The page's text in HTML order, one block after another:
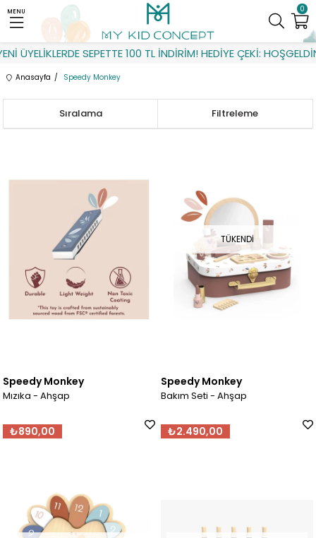
ÜYELİKLERDE SEPETTE 100 TL İNDİRİM! HEDİYE ÇEKİ: HOŞGELDİN
0
MENU
Anasayfa Speedy Monkey
Filtreleme
Sıralama
Speedy Monkey
Mızıka - Ahşap
₺890,00
TÜKENDI
Speedy Monkey
Bakım Seti - Ahşap
₺2.490,00